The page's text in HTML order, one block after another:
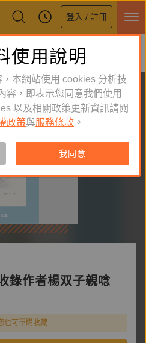
登入 / 註冊
上線
載
錄作者楊双子親唸
也可單購收藏。
使用說明
本網站使用 cookies 分析技
容，即表示您同意我們使用
以及相關政策更新資訊請閱
政策與服務條款 。
我同意